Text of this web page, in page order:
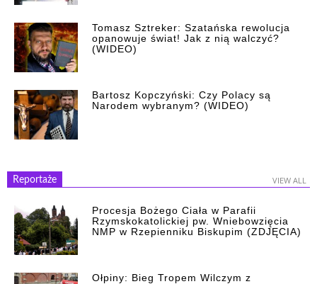
Tomasz Sztreker: Szatańska rewolucja
opanowuje świat! Jak z nią walczyć?
(WIDEO)
Bartosz Kopczyński: Czy Polacy są
Narodem wybranym? (WIDEO)
Reportaże VIEW ALL
Procesja Bożego Ciała w Parafii
Rzymskokatolickiej pw. Wniebowzięcia
NMP w Rzepienniku Biskupim (ZDJĘCIA)
Ołpiny: Bieg Tropem Wilczym z